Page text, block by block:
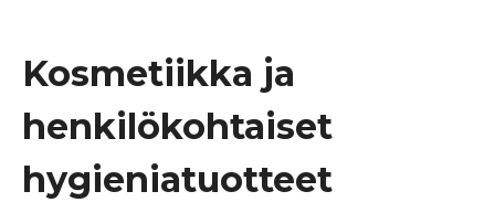
Kosmetiikka ja
henkilökohtaiset
hygieniatuotteet